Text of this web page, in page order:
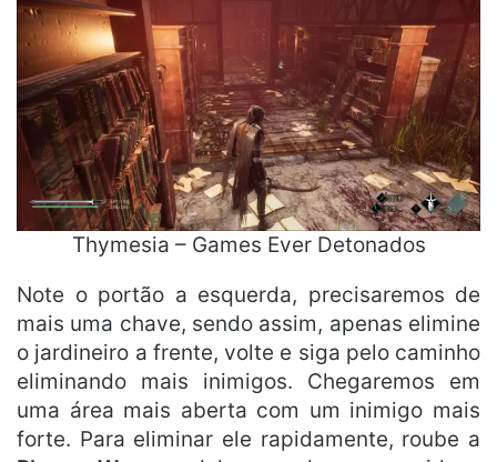
Thymesia – Games Ever Detonados
Note o portão a esquerda, precisaremos de
mais uma chave, sendo assim, apenas elimine
o jardineiro a frente, volte e siga pelo caminho
eliminando mais inimigos. Chegaremos em
uma área mais aberta com um inimigo mais
forte. Para eliminar ele rapidamente, roube a